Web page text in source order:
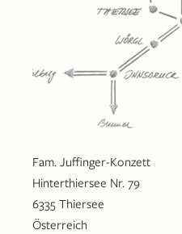
Fam. Juffinger-Konzett
Hinterthiersee Nr. 79
6335 Thiersee
Österreich